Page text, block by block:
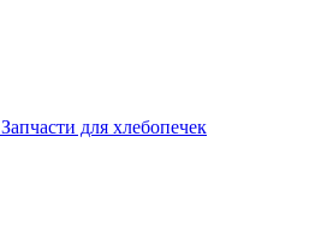
Запчасти для хлебопечек